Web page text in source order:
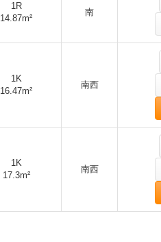
1R
14.87m²
南
1K
16.47m²
南西
1K
17.3m²
南西